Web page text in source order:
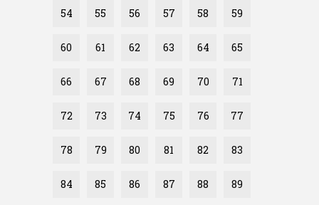
54 55 56 57 58 59
60 61 62 63 64 65
66 67 68 69 70 71
72 73 74 75 76 77
78 79 80 81 82 83
84 85 86 87 88 89